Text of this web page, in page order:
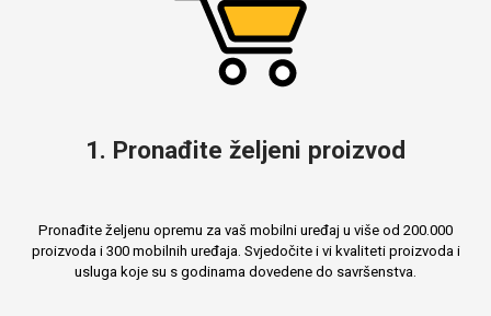
1. Pronađite željeni proizvod
Pronađite željenu opremu za vaš mobilni uređaj u više od 200.000
proizvoda i 300 mobilnih uređaja. Svjedočite i vi kvaliteti proizvoda i
usluga koje su s godinama dovedene do savršenstva.